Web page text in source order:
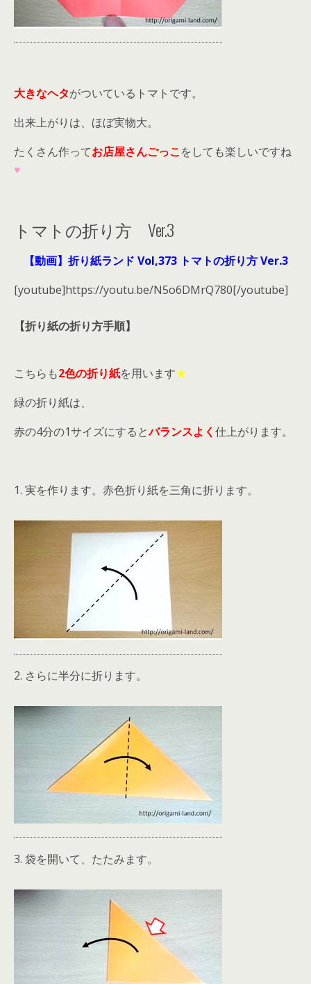
大きなヘタがついているトマトです。
出来上がりは、ほぼ実物大。
たくさん作ってお店屋さんごっこをしても楽しいですね
♥
トマトの折り方 Ver.3
【動画】折り紙ランド Vol,373 トマトの折り方 Ver.3
[youtube]https://youtu.be/N5o6DMrQ780[/youtube]
【折り紙の折り方手順】
こちらも2色の折り紙を用います★
緑の折り紙は、
赤の4分の1サイズにするとバランスよく 仕上がります。
1. 実を作ります。赤色折り紙を三角に折ります。
2. さらに半分に折ります。
3. 袋を開いて、たたみます。